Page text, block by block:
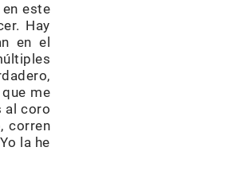
este
Hay
en el
me
al coro
corren
la he